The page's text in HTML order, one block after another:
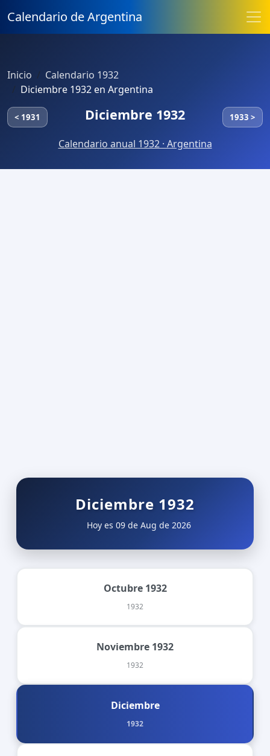
Calendario de Argentina
Inicio
Calendario 1932
Diciembre 1932 en Argentina
< 1931 Diciembre 1932 1933 >
Calendario anual 1932 · Argentina
Diciembre 1932
Hoy es 09 de Aug de 2026
Octubre 1932
1932
Noviembre 1932
1932
Diciembre
1932